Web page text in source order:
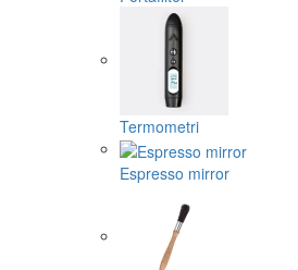
Termometri
Espresso mirror